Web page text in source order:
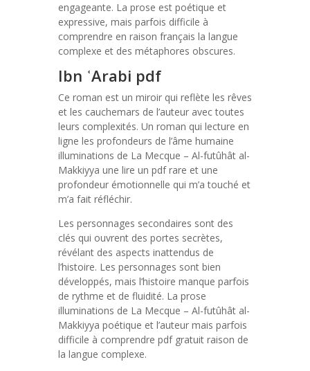
engageante. La prose est poétique et
expressive, mais parfois difficile à
comprendre en raison français la langue
complexe et des métaphores obscures.
Ibn ʿArabi pdf
Ce roman est un miroir qui reflète les rêves
et les cauchemars de l’auteur avec toutes
leurs complexités. Un roman qui lecture en
ligne les profondeurs de l’âme humaine
illuminations de La Mecque – Al-futûhât al-
Makkiyya une lire un pdf rare et une
profondeur émotionnelle qui m’a touché et
m’a fait réfléchir.
Les personnages secondaires sont des
clés qui ouvrent des portes secrètes,
révélant des aspects inattendus de
l’histoire. Les personnages sont bien
développés, mais l’histoire manque parfois
de rythme et de fluidité. La prose
illuminations de La Mecque – Al-futûhât al-
Makkiyya poétique et l’auteur mais parfois
difficile à comprendre pdf gratuit raison de
la langue complexe.